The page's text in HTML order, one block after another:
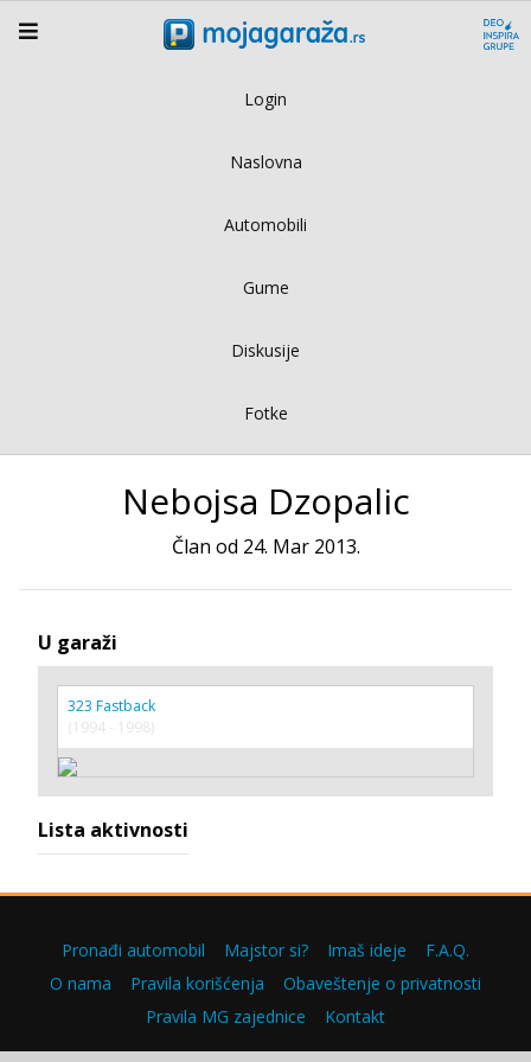
Login
Naslovna
Automobili
Gume
Diskusije
Fotke
Nebojsa Dzopalic
Član od 24. Mar 2013.
U garaži
323 Fastback
(1994 - 1998)
Lista aktivnosti
Pronađi automobil Majstor si? Imaš ideje
F.A.Q.
O nama
Pravila korišćenja
Obaveštenje o privatnosti
Pravila MG zajednice
Kontakt